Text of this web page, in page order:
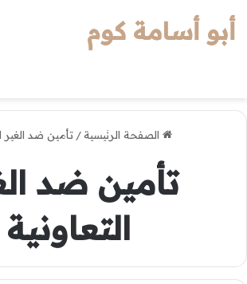
أبو أسامة كوم
الصفحة الرئيسية / تأمين ضد الغير
تأمين ضد
التعاونية